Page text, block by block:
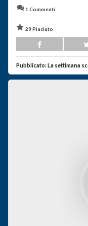
1 Commenti
29 Piaciuto
Pubblicato:La settimana